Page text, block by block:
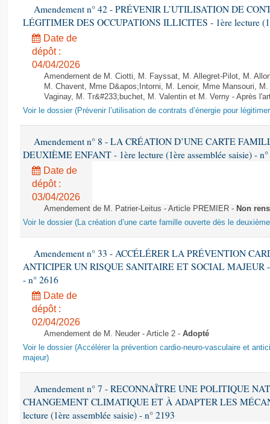
Amendement n° 42 - PRÉVENIR L’UTILISATION DE
LÉGITIMER DES OCCUPATIONS ILLICITES - 1ère lecture
Date de
dépôt :
04/04/2026
Amendement de M. Ciotti, M. Fayssat, M. Allegret-Pilot, M.
M. Chavent, Mme D&apos;Intorni, M. Lenoir, Mme Mansouri,
Vaginay, M. Tr&#233;buchet, M. Valentin et M. Verny - Après
Voir le dossier (Prévenir l’utilisation de contrats d’énergie pour
Amendement n° 8 - LA CRÉATION D’UNE CARTE
DEUXIÈME ENFANT - 1ère lecture (1ère assemblée saisie) -
Date de
dépôt :
03/04/2026
Amendement de M. Patrier-Leitus - Article PREMIER - Non
Voir le dossier (La création d’une carte famille ouverte dès le
Amendement n° 33 - ACCÉLÉRER LA PRÉVENTION
ANTICIPER UN RISQUE SANITAIRE ET SOCIAL MAJEUR -
- n° 2616
Date de
dépôt :
02/04/2026
Amendement de M. Neuder - Article 2 - Adopté
Voir le dossier (Accélérer la prévention cardio-neuro-vasculaire et
majeur)
Amendement n° 7 - RECONNAÎTRE UNE POLITIQUE
CHANGEMENT CLIMATIQUE ET À ADAPTER LES
lecture (1ère assemblée saisie) - n° 2193